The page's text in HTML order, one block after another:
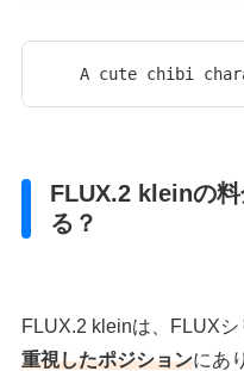
A cute chibi
FLUX.2 kleinの料
る？
FLUX.2 kleinは、FLUX
重視したポジションにあ